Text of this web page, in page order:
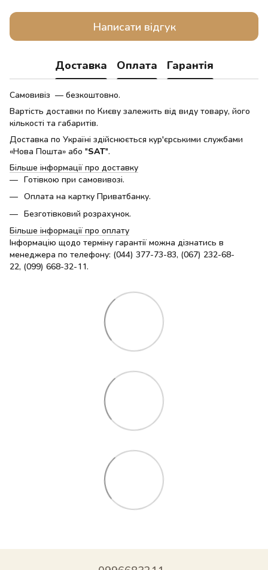
Написати відгук
Доставка Оплата Гарантія
Самовивіз — безкоштовно.
Вартість доставки по Києву залежить від виду товару, його
кількості та габаритів.
Доставка по Україні здійснюється кур'єрськими службами
«Нова Пошта» або "SAT".
Більше інформації про доставку
Готівкою при самовивозі.
Оплата на картку Приватбанку.
Безготівковий розрахунок.
Більше інформації про оплату
Інформацію щодо терміну гарантії можна дізнатись в
менеджера по телефону: (044) 377-73-83, (067) 232-68-
22, (099) 668-32-11.